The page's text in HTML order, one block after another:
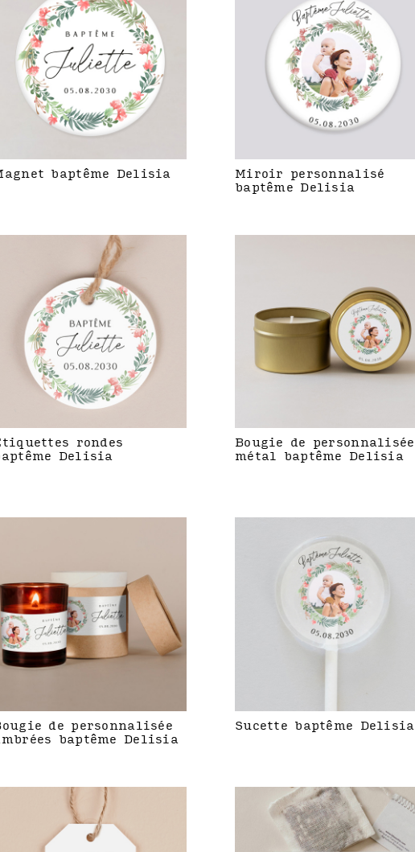
baptême Delisia
Miroir personnalisé
baptême Delisia
rondes
Delisia
Bougie de personnalisée
métal baptême Delisia
de personnalisée
baptême Delisia
Sucette baptême Delisia